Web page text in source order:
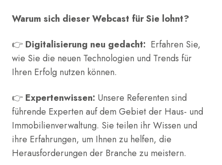
Warum sich dieser Webcast für Sie lohnt?
👉 Digitalisierung neu gedacht: Erfahren Sie,
wie Sie die neuen Technologien und Trends für
Ihren Erfolg nutzen können.
👉 Expertenwissen: Unsere Referenten sind
führende Experten auf dem Gebiet der Haus- und
Immobilienverwaltung. Sie teilen ihr Wissen und
ihre Erfahrungen, um Ihnen zu helfen, die
Herausforderungen der Branche zu meistern.